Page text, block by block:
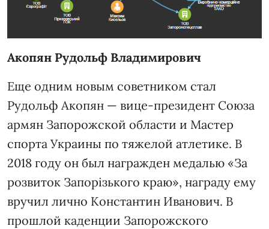
Акопян Рудольф Владимирович
Еще одним новым советником стал
Рудольф Акопян — вице-президент Союза
армян Запорожской области и Мастер
спорта Украины по тяжелой атлетике. В
2018 году он был награжден медалью «За
розвиток Запорізького краю», награду ему
вручил лично Константин Иванович. В
прошлой каденции Запорожского